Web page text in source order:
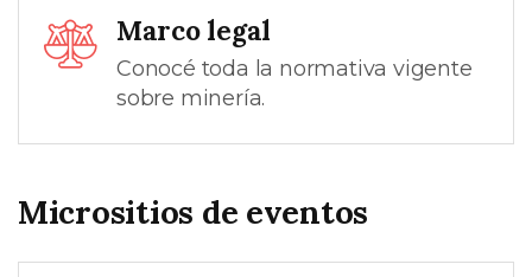
Marco legal
Conocé toda la normativa vigente
sobre minería.
Micrositios de eventos